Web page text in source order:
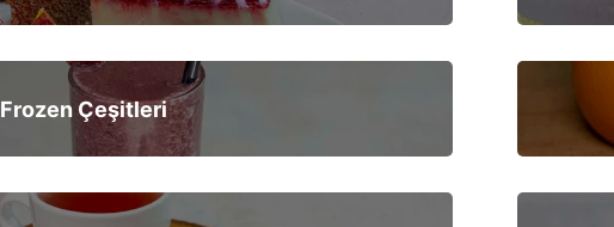
Frozen Çeşitleri